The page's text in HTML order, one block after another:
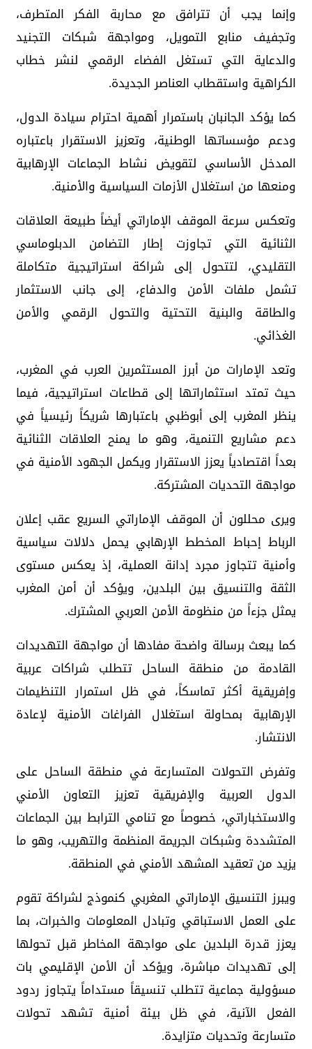
وإنما يجب أن تترافق مع محاربة الفكر المتطرف،
وتجفيف منابع التمويل، ومواجهة شبكات التجنيد
والدعاية التي تستغل الفضاء الرقمي لنشر خطاب
الكراهية واستقطاب العناصر الجديدة.
كما يؤكد الجانبان باستمرار أهمية احترام سيادة الدول،
ودعم مؤسساتها الوطنية، وتعزيز الاستقرار باعتباره
المدخل الأساسي لتقويض نشاط الجماعات الإرهابية
ومنعها من استغلال الأزمات السياسية والأمنية.
وتعكس سرعة الموقف الإماراتي أيضاً طبيعة العلاقات
الثنائية التي تجاوزت إطار التضامن الدبلوماسي
التقليدي، لتتحول إلى شراكة استراتيجية متكاملة
تشمل ملفات الأمن والدفاع، إلى جانب الاستثمار
والطاقة والبنية التحتية والتحول الرقمي والأمن
الغذائي.
وتعد الإمارات من أبرز المستثمرين العرب في المغرب،
حيث تمتد استثماراتها إلى قطاعات استراتيجية، فيما
ينظر المغرب إلى أبوظبي باعتبارها شريكاً رئيسياً في
دعم مشاريع التنمية، وهو ما يمنح العلاقات الثنائية
بعداً اقتصادياً يعزز الاستقرار ويكمل الجهود الأمنية في
مواجهة التحديات المشتركة.
ويرى محللون أن الموقف الإماراتي السريع عقب إعلان
الرباط إحباط المخطط الإرهابي يحمل دلالات سياسية
وأمنية تتجاوز مجرد إدانة العملية، إذ يعكس مستوى
الثقة والتنسيق بين البلدين، ويؤكد أن أمن المغرب
يمثل جزءاً من منظومة الأمن العربي المشترك.
كما يبعث برسالة واضحة مفادها أن مواجهة التهديدات
القادمة من منطقة الساحل تتطلب شراكات عربية
وإفريقية أكثر تماسكاً، في ظل استمرار التنظيمات
الإرهابية بمحاولة استغلال الفراغات الأمنية لإعادة
الانتشار.
وتفرض التحولات المتسارعة في منطقة الساحل على
الدول العربية والإفريقية تعزيز التعاون الأمني
والاستخباراتي، خصوصاً مع تنامي الترابط بين الجماعات
المتشددة وشبكات الجريمة المنظمة والتهريب، وهو ما
يزيد من تعقيد المشهد الأمني في المنطقة.
ويبرز التنسيق الإماراتي المغربي كنموذج لشراكة تقوم
على العمل الاستباقي وتبادل المعلومات والخبرات، بما
يعزز قدرة البلدين على مواجهة المخاطر قبل تحولها
إلى تهديدات مباشرة، ويؤكد أن الأمن الإقليمي بات
مسؤولية جماعية تتطلب تنسيقاً مستداماً يتجاوز ردود
الفعل الآنية، في ظل بيئة أمنية تشهد تحولات
متسارعة وتحديات متزايدة.